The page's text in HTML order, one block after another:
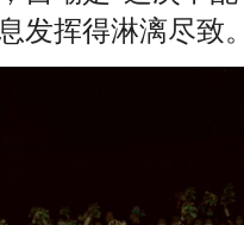
发挥得淋漓尽致